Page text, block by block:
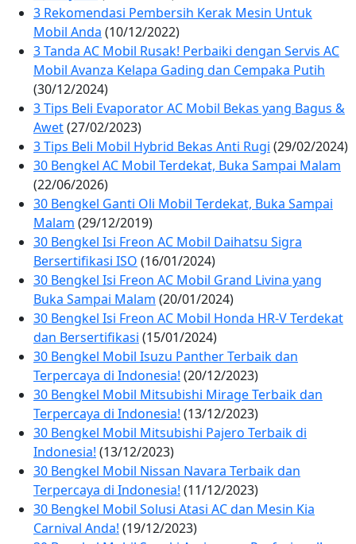
3 Rekomendasi Pembersih Kerak Mesin Untuk
Mobil Anda (10/12/2022)
3 Tanda AC Mobil Rusak! Perbaiki dengan Servis AC
Mobil Avanza Kelapa Gading dan Cempaka Putih
(30/12/2024)
3 Tips Beli Evaporator AC Mobil Bekas yang Bagus &
Awet(27/02/2023)
3 Tips Beli Mobil Hybrid Bekas Anti Rugi (29/02/2024)
30 Bengkel AC Mobil Terdekat, Buka Sampai Malam
(22/06/2026)
30 Bengkel Ganti Oli Mobil Terdekat, Buka Sampai
Malam (29/12/2019)
30 Bengkel Isi Freon AC Mobil Daihatsu Sigra
Bersertifikasi ISO (16/01/2024)
30 Bengkel Isi Freon AC Mobil Grand Livina yang
Buka Sampai Malam (20/01/2024)
30 Bengkel Isi Freon AC Mobil Honda HR-V Terdekat
dan Bersertifikasi (15/01/2024)
30 Bengkel Mobil Isuzu Panther Terbaik dan
Terpercaya di Indonesia! (20/12/2023)
30 Bengkel Mobil Mitsubishi Mirage Terbaik dan
Terpercaya di Indonesia! (13/12/2023)
30 Bengkel Mobil Mitsubishi Pajero Terbaik di
Indonesia! (13/12/2023)
30 Bengkel Mobil Nissan Navara Terbaik dan
Terpercaya di Indonesia! (11/12/2023)
30 Bengkel Mobil Solusi Atasi AC dan Mesin Kia
Carnival Anda! (19/12/2023)